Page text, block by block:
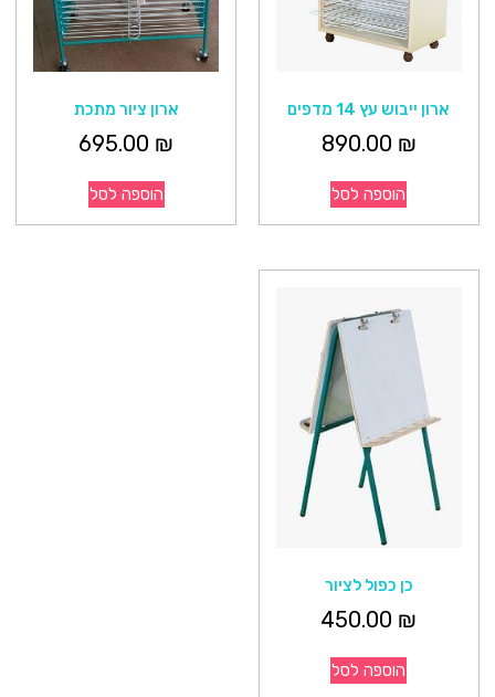
ארון ייבוש עץ 14 מדפים
890.00 ₪
הוספה לסל
ארון ציור מתכת
695.00 ₪
הוספה לסל
כן כפול לציור
450.00 ₪
הוספה לסל